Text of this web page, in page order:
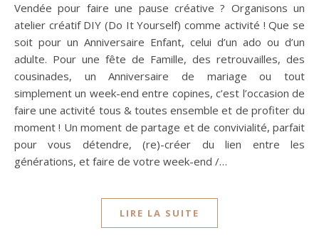
Vendée pour faire une pause créative ? Organisons un
atelier créatif DIY (Do It Yourself) comme activité ! Que se
soit pour un Anniversaire Enfant, celui d’un ado ou d’un
adulte. Pour une fête de Famille, des retrouvailles, des
cousinades, un Anniversaire de mariage ou tout
simplement un week-end entre copines, c’est l’occasion de
faire une activité tous & toutes ensemble et de profiter du
moment ! Un moment de partage et de convivialité, parfait
pour vous détendre, (re)-créer du lien entre les
générations, et faire de votre week-end /…
LIRE LA SUITE